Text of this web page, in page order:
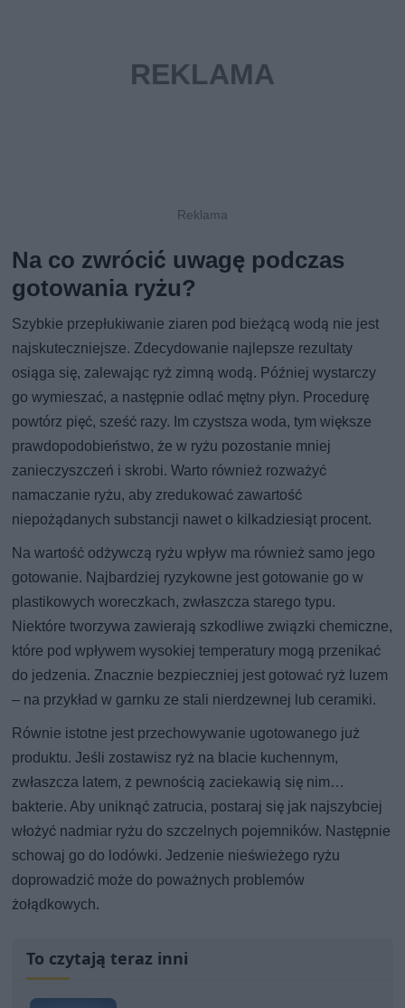
Na co zwrócić uwagę podczas
gotowania ryżu?
Szybkie przepłukiwanie ziaren pod bieżącą wodą nie jest
najskuteczniejsze. Zdecydowanie najlepsze rezultaty
osiąga się, zalewając ryż zimną wodą. Później wystarczy
go wymieszać, a następnie odlać mętny płyn. Procedurę
powtórz pięć, sześć razy. Im czystsza woda, tym większe
prawdopodobieństwo, że w ryżu pozostanie mniej
zanieczyszczeń i skrobi. Warto również rozważyć
namaczanie ryżu, aby zredukować zawartość
niepożądanych substancji nawet o kilkadziesiąt procent.
Na wartość odżywczą ryżu wpływ ma również samo jego
gotowanie. Najbardziej ryzykowne jest gotowanie go w
plastikowych woreczkach, zwłaszcza starego typu.
Niektóre tworzywa zawierają szkodliwe związki chemiczne,
które pod wpływem wysokiej temperatury mogą przenikać
do jedzenia. Znacznie bezpieczniej jest gotować ryż luzem
– na przykład w garnku ze stali nierdzewnej lub ceramiki.
Równie istotne jest przechowywanie ugotowanego już
produktu. Jeśli zostawisz ryż na blacie kuchennym,
zwłaszcza latem, z pewnością zaciekawią się nim…
bakterie. Aby uniknąć zatrucia, postaraj się jak najszybciej
włożyć nadmiar ryżu do szczelnych pojemników. Następnie
schowaj go do lodówki. Jedzenie nieświeżego ryżu
doprowadzić może do poważnych problemów
żołądkowych.
To czytają teraz inni